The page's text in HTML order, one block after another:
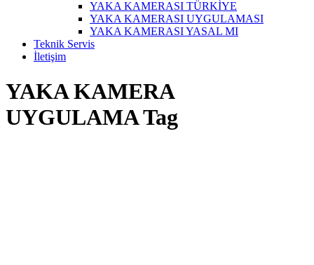
YAKA KAMERASI TÜRKİYE
YAKA KAMERASI UYGULAMASI
YAKA KAMERASI YASAL MI
Teknik Servis
İletişim
YAKA KAMERA
UYGULAMA Tag